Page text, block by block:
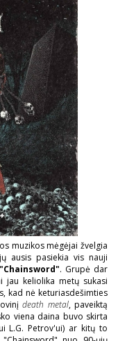
muzikos mėgėjai žvelgia
ausis pasiekia vis nauji
"Chainsword". Grupė dar
jau keliolika metų sukasi
kad nė keturiasdešimties
death metal, paveiktą
viena daina buvo skirta
L.G. Petrov'ui) ar kitų to